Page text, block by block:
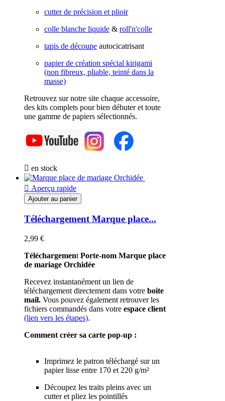
cutter de précision et plioir
colle blanche liquide & roll'n'colle
tapis de découpe autocicatrisant
papier de création spécial kirigami
(non fibreux, pliable, teinté dans la
masse)
Retrouvez sur notre site chaque accessoire,
des kits complets pour bien débuter et toute
une gamme de papiers sélectionnés.
 en stock
 Aperçu rapide
Ajouter au panier
Téléchargement Marque place...
2,99 €
Téléchargement Porte-nom Marque place
de mariage Orchidée
Recevez instantanément un lien de
téléchargement directement dans votre boite
mail. Vous pouvez également retrouver les
fichiers commandés dans votre espace client
(lien vers les étapes).
Comment créer sa carte pop-up :
Imprimez le patron téléchargé sur un
papier lisse entre 170 et 220 g/m²
Découpez les traits pleins avec un
cutter et pliez les pointillés